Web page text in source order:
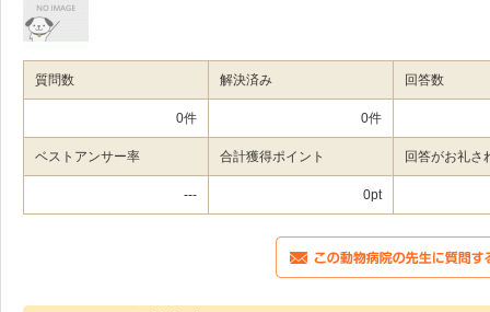
質問数 解決済み 回答数
0件 0件
ベストアンサー率 合計獲得ポイント 回答がお礼さ
--- 0pt